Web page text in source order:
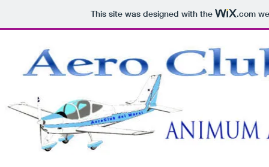
This site was designed with the .com